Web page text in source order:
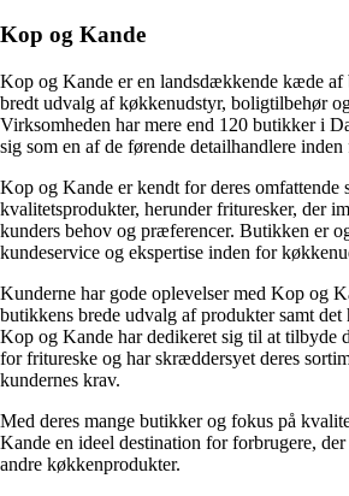
Kop og Kande
Kop og Kande er en landsdækkende kæde af
bredt udvalg af køkkenudstyr, boligtilbehør
Virksomheden har mere end 120 butikker i
sig som en af de førende detailhandlere inden
Kop og Kande er kendt for deres omfattende
kvalitetsprodukter, herunder frituresker, der
kunders behov og præferencer. Butikken er
kundeservice og ekspertise inden for
Kunderne har gode oplevelser med Kop og
butikkens brede udvalg af produkter samt
Kop og Kande har dedikeret sig til at tilbyde
for fritureske og har skræddersyet deres
kundernes krav.
Med deres mange butikker og fokus på
Kande en ideel destination for forbrugere,
andre køkkenprodukter.